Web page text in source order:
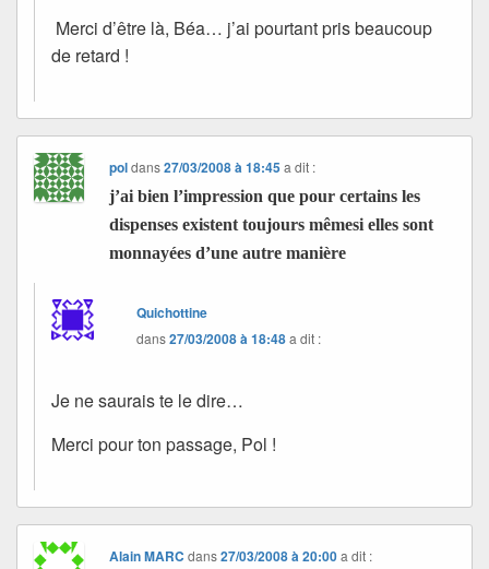
Merci d’être là, Béa… j’ai pourtant pris beaucoup
de retard !
poldans27/03/2008 à 18:45 a dit :
j’ai bien l’impression que pour certains les
dispenses existent toujours mêmesi elles sont
monnayées d’une autre manière
Quichottine
dans27/03/2008 à 18:48a dit :
Je ne saurais te le dire…
Merci pour ton passage, Pol !
Alain MARC dans27/03/2008 à 20:00 a dit :